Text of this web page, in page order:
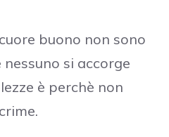
buono non sono
si accorge
è perchè non